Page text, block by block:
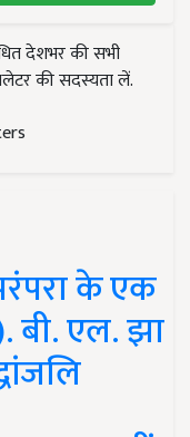
देशभर की सभी
की सदस्यता लें.
के एक
बी. एल. झा